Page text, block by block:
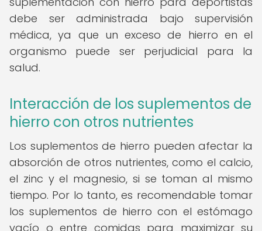
debe ser administrada bajo supervisión
médica, ya que un exceso de hierro en el
organismo puede ser perjudicial para la
salud.
Interacción de los suplementos de
hierro con otros nutrientes
Los suplementos de hierro pueden afectar la
absorción de otros nutrientes, como el calcio,
el zinc y el magnesio, si se toman al mismo
tiempo. Por lo tanto, es recomendable tomar
los suplementos de hierro con el estómago
vacío o entre comidas para maximizar su